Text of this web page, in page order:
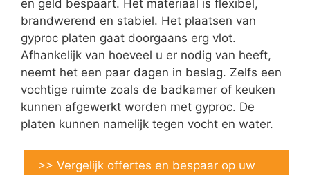
en geld bespaart. Het materiaal is flexibel,
brandwerend en stabiel. Het plaatsen van
gyproc platen gaat doorgaans erg vlot.
Afhankelijk van hoeveel u er nodig van heeft,
neemt het een paar dagen in beslag. Zelfs een
vochtige ruimte zoals de badkamer of keuken
kunnen afgewerkt worden met gyproc. De
platen kunnen namelijk tegen vocht en water.
>> Vergelijk offertes en bespaar op uw